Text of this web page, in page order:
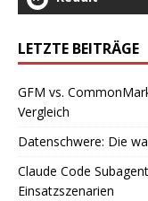
LETZTE BEITRÄGE
GFM vs.
Vergleich
Datenschwere: Die
Claude Code
Einsatzszenarien